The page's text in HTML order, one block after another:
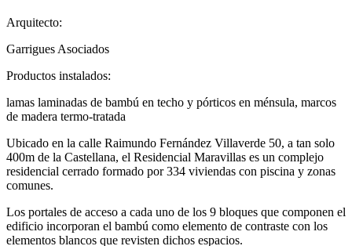
Arquitecto:
Garrigues Asociados
Productos instalados:
lamas laminadas de bambú en techo y pórticos en ménsula, marcos
de madera termo-tratada
Ubicado en la calle Raimundo Fernández Villaverde 50, a tan solo
400m de la Castellana, el Residencial Maravillas es un complejo
residencial cerrado formado por 334 viviendas con piscina y zonas
comunes.
Los portales de acceso a cada uno de los 9 bloques que componen el
edificio incorporan el bambú como elemento de contraste con los
elementos blancos que revisten dichos espacios.